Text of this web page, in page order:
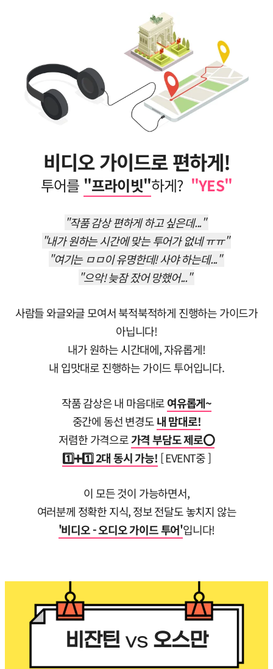
14:30입니다.
낮 예배(정오
예배)와 오후
예배 시간에는
예배 알림
(아잔) 30분
전부터 예배가
끝난 후
때까지 방문객
출입이
제한됩니다.
비디오 가이드로 편하게!
투어를 "프라이빗"하게? "YES"
"작품 감상 편하게 하고 싶은데..."
"내가 원하는 시간에 맞는 투어가 없네 ㅠㅠ"
"여기는 ㅁㅁ이 유명한데! 사야 하는데..."
"으악! 늦잠 잤어 망했어..."
사람들 와글와글 모여서 북적북적하게 진행하는 가이드가
아닙니다!
내가 원하는 시간대에, 자유롭게!
내 입맛대로 진행하는 가이드 투어입니다.
작품 감상은 내 마음대로여유롭게~
중간에 동선 변경도내 맘대로!
저렴한 가격으로가격 부담도 제로⭕
1️⃣➕1️⃣ 2대 동시 가능! [ EVENT중 ]
이 모든 것이 가능하면서,
여러분께 정확한 지식, 정보 전달도 놓치지 않는
'비디오 - 오디오 가이드 투어'입니다!
비잔틴 vs 오스만